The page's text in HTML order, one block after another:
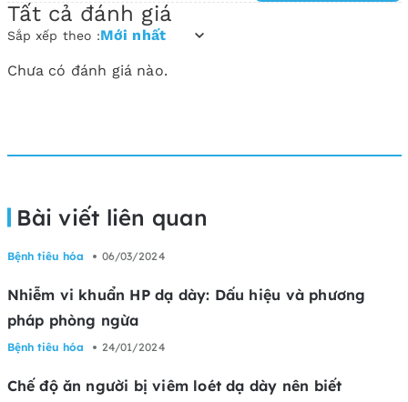
Tất cả đánh giá
Sắp xếp theo :Mới nhất
Chưa có đánh giá nào.
Bài viết liên quan
Bệnh tiêu hóa 06/03/2024
Nhiễm vi khuẩn HP dạ dày: Dấu hiệu và phương
pháp phòng ngừa
Bệnh tiêu hóa 24/01/2024
Chế độ ăn người bị viêm loét dạ dày nên biết